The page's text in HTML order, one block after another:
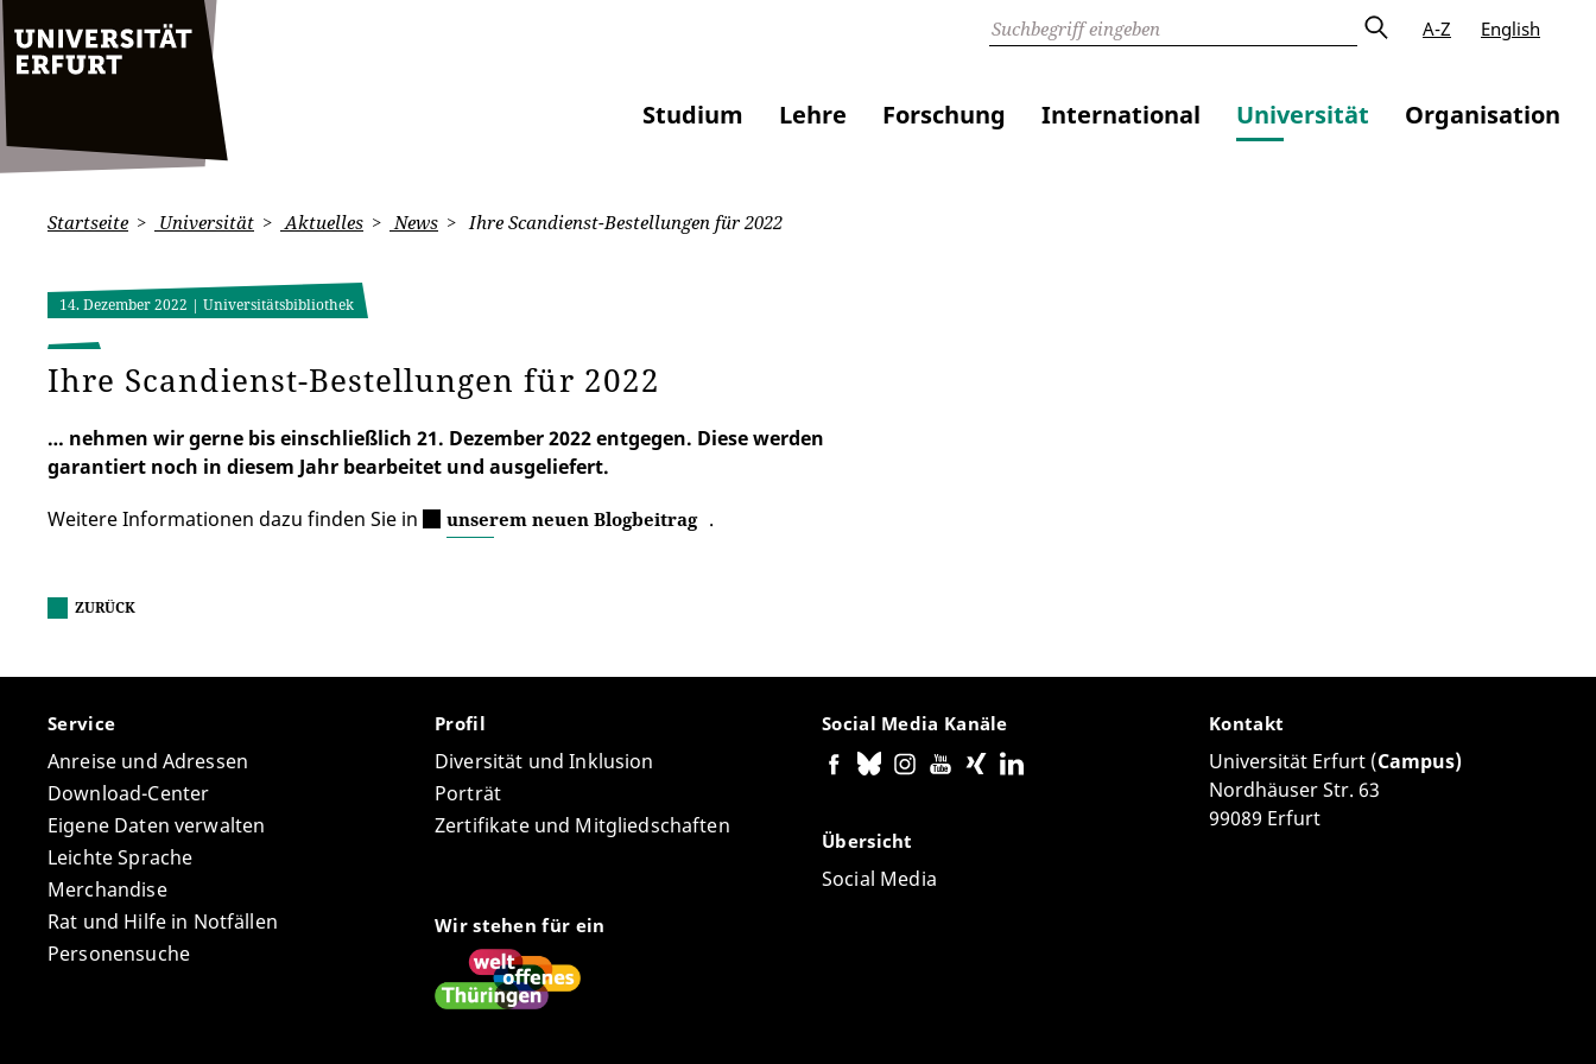
A-Z English
Studium Lehre Forschung International Universität Organisation
Startseite Universität Aktuelles News Ihre Scandienst-Bestellungen für 2022
14. Dezember 2022 | Universitätsbibliothek
Ihre Scandienst-Bestellungen für 2022
… nehmen wir gerne bis einschließlich 21. Dezember 2022 entgegen. Diese werden
garantiert noch in diesem Jahr bearbeitet und ausgeliefert.
Weitere Informationen dazu finden Sie in
unserem neuen Blogbeitrag .
ZURÜCK
Service
Anreise und Adressen
Download-Center
Eigene Daten verwalten
Leichte Sprache
Merchandise
Rat und Hilfe in Notfällen
Personensuche
Profil
Diversität und Inklusion
Porträt
Zertifikate und Mitgliedschaften
Wir stehen für ein
Social Media Kanäle
Übersicht
Social Media
Kontakt
Universität Erfurt (Campus)
Nordhäuser Str. 63
99089 Erfurt